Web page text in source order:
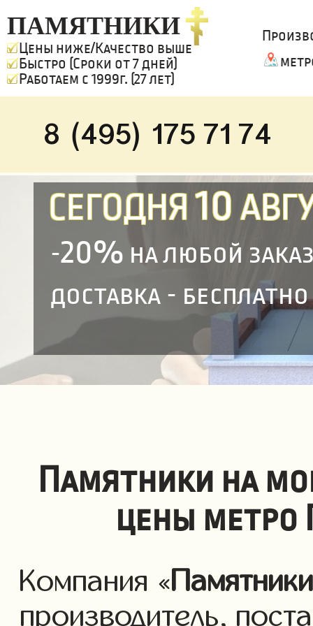
ПАМЯТНИКИ
Цены ниже/Качество выше
Быстро (Сроки от 7 дней)
Работаем с 1999г. (27 лет)
8 (495) 175 71 74
СЕГОДНЯ10
-20% на любой
доставка - бесплатно
Памятники на
цены метро
Компания «Памятники
производитель,